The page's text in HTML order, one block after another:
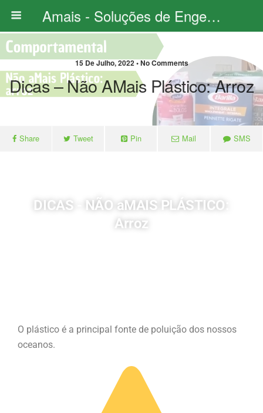
Amais - Soluções de Engenharia
15 De Julho, 2022 • No Comments
Dicas – Não AMais Plástico: Arroz
Share Tweet Pin Mail SMS
DICAS - NÃO aMAIS PLÁSTICO:
Arroz
O plástico é a principal fonte de poluição dos nossos
oceanos.